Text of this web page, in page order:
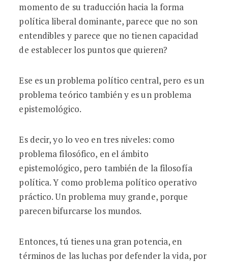
momento de su traducción hacia la forma
política liberal dominante, parece que no son
entendibles y parece que no tienen capacidad
de establecer los puntos que quieren?
Ese es un problema político central, pero es un
problema teórico también y es un problema
epistemológico.
Es decir, yo lo veo en tres niveles: como
problema filosófico, en el ámbito
epistemológico, pero también de la filosofía
política. Y como problema político operativo
práctico. Un problema muy grande, porque
parecen bifurcarse los mundos.
Entonces, tú tienes una gran potencia, en
términos de las luchas por defender la vida, por